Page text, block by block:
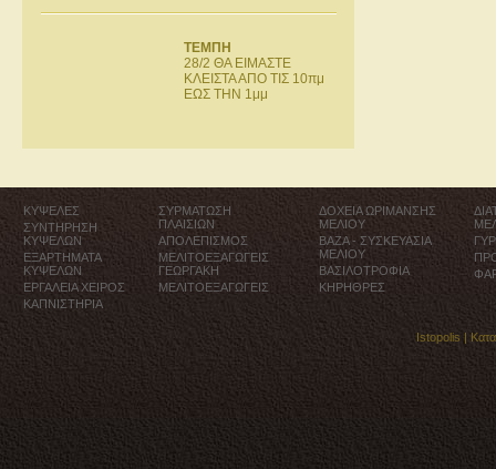
ΤΕΜΠΗ
28/2 ΘΑ ΕΙΜΑΣΤΕ
ΚΛΕΙΣΤΑ ΑΠΟ ΤΙΣ 10πμ
ΕΩΣ ΤΗΝ 1μμ
ΚΥΨΕΛΕΣ
ΣΥΝΤΗΡΗΣΗ
ΚΥΨΕΛΩΝ
ΕΞΑΡΤΗΜΑΤΑ
ΚΥΨΕΛΩΝ
ΕΡΓΑΛΕΙΑ ΧΕΙΡΟΣ
ΚΑΠΝΙΣΤΗΡΙΑ
ΣΥΡΜΑΤΩΣΗ
ΠΛΑΙΣΙΩΝ
ΑΠΟΛΕΠΙΣΜΟΣ
ΜΕΛΙΤΟΕΞΑΓΩΓΕΙΣ
ΓΕΩΡΓΑΚΗ
ΜΕΛΙΤΟΕΞΑΓΩΓΕΙΣ
ΔΟΧΕΙΑ ΩΡΙΜΑΝΣΗΣ
ΜΕΛΙΟΥ
ΒΑΖΑ - ΣΥΣΚΕΥΑΣΙΑ
ΜΕΛΙΟΥ
ΒΑΣΙΛΟΤΡΟΦΙΑ
ΚΗΡΗΘΡΕΣ
Istopolis |